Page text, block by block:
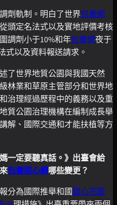
劑軌制。明白了世界包養網
頭定名法式以及實地評價考核
調劑小于10%和年包養網夜于
式以及資料報送請求。
了世界地質公園與我國天然
林業和草原主管部分和世界地
治理經過歷程中的義務以及重
質公園治理機構在編制成長舉
解、國際交通和才能扶植等方
一定要聽真話。》出臺會給
包養甜心網哪些變更？
分為國際推舉和國甜心花園